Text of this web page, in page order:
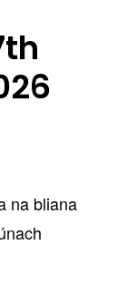
na bliana